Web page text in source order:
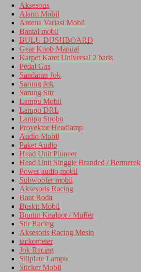
Aksesoris
Alarm Mobil
Antena Variasi Mobil
Bantal mobil
BULU DUSHBOARD
Gear Knob Manual
Karpet Karet Universal 2 baris
Pedal Gas
Sandaran Jok
Sarung Jok
Sarung Stir
Lampu Mobil
Lampu DRL
Lampu Strobo
Proyektor Headlamp
Audio Mobil
Paket Audio
Head Unit Pioneer
Head Unit Singgle Branded / Bermerek
Power audio mobil
Subwoofer mobil
Aksesoris Racing
Baut Roda
Boskit Mobil
Buntut Knalpot / Mufler
Stir Racing
Aksesoris Racing Mesin
tackometer
Jok Racing
Sillplate Lampu
Sticker Mobil